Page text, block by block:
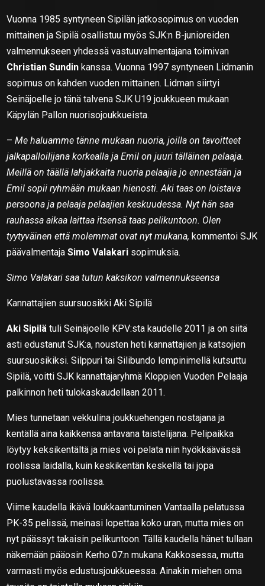
Vuonna 1985 syntyneen Sipilän jatkosopimus on vuoden
mittainen ja Sipilä osallistuu myös SJK:n B-junioreiden
valmennukseen yhdessä vastuuvalmentajana toimivan
Christian Sundin kanssa. Vuonna 1997 syntyneen Lidmanin
sopimus on kahden vuoden mittainen. Lidman siirtyi
Seinäjoelle jo tänä talvena SJK U19 joukkueen mukaan
Käpylän Pallon nuorisojoukkueista.
–Me haluamme tänne mukaan nuoria, joilla on tavoitteet
jalkapalloilijana korkealla ja Emil on juuri tälläinen pelaaja.
Meillä on täällä lahjakkaita nuoria pelaajia jo ennestään ja
Emil sopii ryhmään mukaan hienosti. Aki taas on loistava
persoona ja pelaaja pelaajien keskuudessa. Nyt hän saa
rauhassa aikaa laittaa itsensä taas pelikuntoon. Olen
tyytyväinen että molemmat ovat nyt mukana, kommentoi SJK
päävalmentajaSimo Valakari sopimuksia.
Simo Valakari saa tutun kaksikon valmennukseensa
Kannattajien suursuosikki Aki Sipilä
Aki Sipilä tuli Seinäjoelle KPV:sta kaudelle 2011 ja on siitä
asti edustanut SJK:a, nousten heti kannattajien ja katsojien
suursuosikiksi. Silppuri tai Silibundo lempinimellä kutsuttu
Sipilä, voitti SJK kannattajaryhmä Kloppien Vuoden Pelaaja
palkinnon heti tulokaskaudellaan 2011.
Mies tunnetaan vekkulina joukkuehengen nostajana ja
kentällä aina kaikkensa antavana taistelijana. Pelipaikka
löytyy keksikentältä ja mies voi pelata niin hyökkäävässä
roolissa laidalla, kuin keskikentän keskellä tai jopa
puolustavassa roolissa.
Viime kaudella ikävä loukkaantuminen Vantaalla pelatussa
PK-35 pelissä, meinasi lopettaa koko uran, mutta mies on
nyt päässyt takaisin pelikuntoon. Tällä kaudella hänet tullaan
näkemään pääosin Kerho 07:n mukana Kakkosessa, mutta
varmasti myös edustusjoukkueessa. Ainakin miehen oma